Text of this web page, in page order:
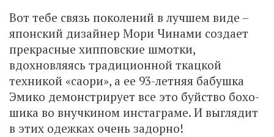
Вот тебе связь поколений в лучшем виде –
японский дизайнер Мори Чинами создает
прекрасные хипповские шмотки,
вдохновляясь традиционной ткацкой
техникой «саори», а ее 93-летняя бабушка
Эмико демонстрирует все это буйство бохо-
шика во внучкином инстаграме. И выглядит
в этих одежках очень задорно!